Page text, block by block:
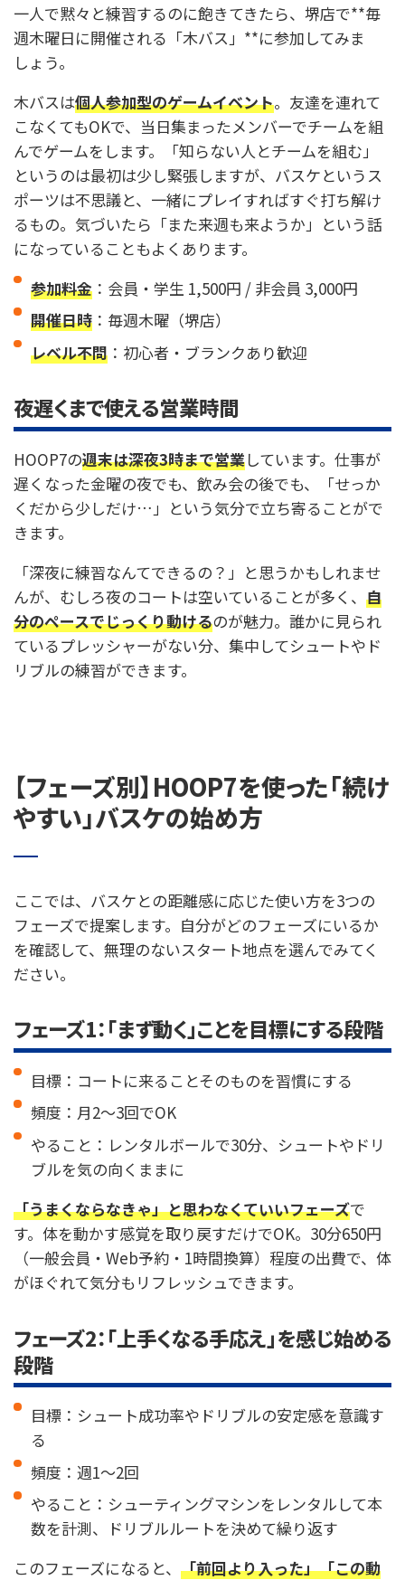
一人で黙々と練習するのに飽きてきたら、堺店で**毎
週木曜日に開催される「木バス」**に参加してみま
しょう。
木バスは個人参加型のゲームイベント。友達を連れて
こなくてもOKで、当日集まったメンバーでチームを組
んでゲームをします。「知らない人とチームを組む」
というのは最初は少し緊張しますが、バスケというス
ポーツは不思議と、一緒にプレイすればすぐ打ち解け
るもの。気づいたら「また来週も来ようか」という話
になっていることもよくあります。
参加料金：会員・学生 1,500円 / 非会員 3,000円
開催日時：毎週木曜（堺店）
レベル不問：初心者・ブランクあり歓迎
夜遅くまで使える営業時間
HOOP7の週末は深夜3時まで営業しています。仕事が
遅くなった金曜の夜でも、飲み会の後でも、「せっか
くだから少しだけ…」という気分で立ち寄ることがで
きます。
「深夜に練習なんてできるの？」と思うかもしれませ
んが、むしろ夜のコートは空いていることが多く、 自
分のペースでじっくり動けるのが魅力。誰かに見られ
ているプレッシャーがない分、集中してシュートやド
リブルの練習ができます。
【フェーズ別】HOOP7を使った「続け
やすい」バスケの始め方
ここでは、バスケとの距離感に応じた使い方を3つの
フェーズで提案します。自分がどのフェーズにいるか
を確認して、無理のないスタート地点を選んでみてく
ださい。
フェーズ1：「まず動く」ことを目標にする段階
目標：コートに来ることそのものを習慣にする
頻度：月2〜3回でOK
やること：レンタルボールで30分、シュートやドリ
ブルを気の向くままに
「うまくならなきゃ」と思わなくていいフェーズで
す。体を動かす感覚を取り戻すだけでOK。30分650円
（一般会員・Web予約・1時間換算）程度の出費で、体
がほぐれて気分もリフレッシュできます。
フェーズ2：「上手くなる手応え」を感じ始める
段階
目標：シュート成功率やドリブルの安定感を意識す
る
頻度：週1〜2回
やること：シューティングマシンをレンタルして本
数を計測、ドリブルルートを決めて繰り返す
このフェーズになると、 「前回より入った」「この動